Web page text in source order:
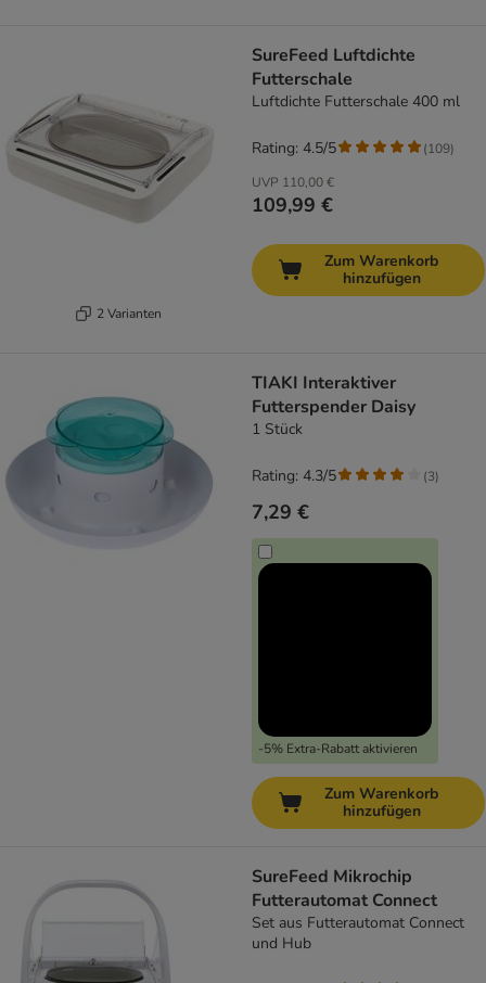
2 Varianten
SureFeed Luftdichte
Futterschale
Luftdichte Futterschale 400 ml
UVP 110,00 €
109,99 €
Rating: 4.5/5 (109)
Zum Warenkorb
hinzufügen
TIAKI Interaktiver
Futterspender Daisy
1 Stück
7,29 €
-5% Extra-Rabatt aktivieren
Rating: 4.3/5 (3)
Zum Warenkorb
hinzufügen
SureFeed Mikrochip
Futterautomat Connect
Set aus Futterautomat Connect
und Hub